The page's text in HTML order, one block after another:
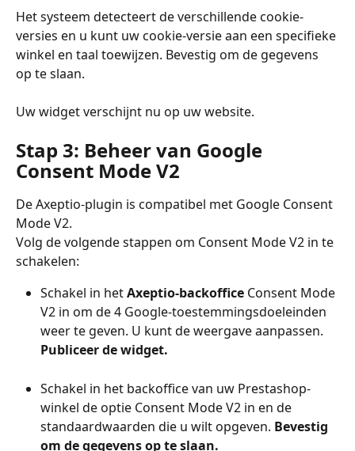
Het systeem detecteert de verschillende cookie-
versies en u kunt uw cookie-versie aan een specifieke
winkel en taal toewijzen. Bevestig om de gegevens
op te slaan.
Uw widget verschijnt nu op uw website.
Stap 3: Beheer van Google
Consent Mode V2
De Axeptio-plugin is compatibel met Google Consent
Mode V2.
Volg de volgende stappen om Consent Mode V2 in te
schakelen:
Schakel in het Axeptio-backoffice Consent Mode
V2 in om de 4 Google-toestemmingsdoeleinden
weer te geven. U kunt de weergave aanpassen.
Publiceer de widget.
Schakel in het backoffice van uw Prestashop-
winkel de optie Consent Mode V2 in en de
standaardwaarden die u wilt opgeven. Bevestig
om de gegevens op te slaan.